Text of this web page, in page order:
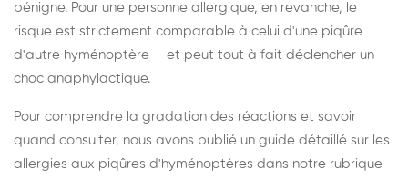
bénigne. Pour une personne allergique, en revanche, le
risque est strictement comparable à celui d'une piqûre
d'autre hyménoptère — et peut tout à fait déclencher un
choc anaphylactique.
Pour comprendre la gradation des réactions et savoir
quand consulter, nous avons publié un guide détaillé sur les
allergies aux piqûres d'hyménoptères dans notre rubrique